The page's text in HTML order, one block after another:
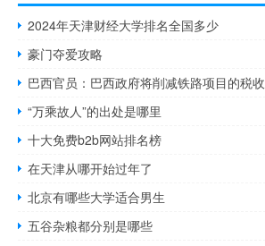
2024年天津财经大学排名全国多少
豪门夺爱攻略
巴西官员：巴西政府将削减铁路项目的税收
“万乘故人”的出处是哪里
十大免费b2b网站排名榜
在天津从哪开始过年了
北京有哪些大学适合男生
五谷杂粮都分别是哪些